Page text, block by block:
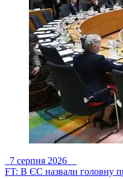
7 серпня 2026
FT: В ЄС назвали головну